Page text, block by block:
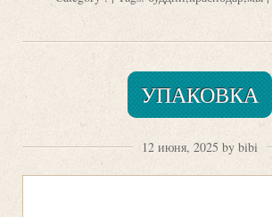
УПАКОВКА
12 июня, 2025 by bibi